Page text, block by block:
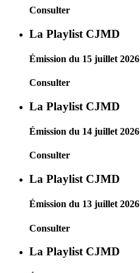
Consulter
La Playlist CJMD
Émission du 15 juillet 2026
Consulter
La Playlist CJMD
Émission du 14 juillet 2026
Consulter
La Playlist CJMD
Émission du 13 juillet 2026
Consulter
La Playlist CJMD